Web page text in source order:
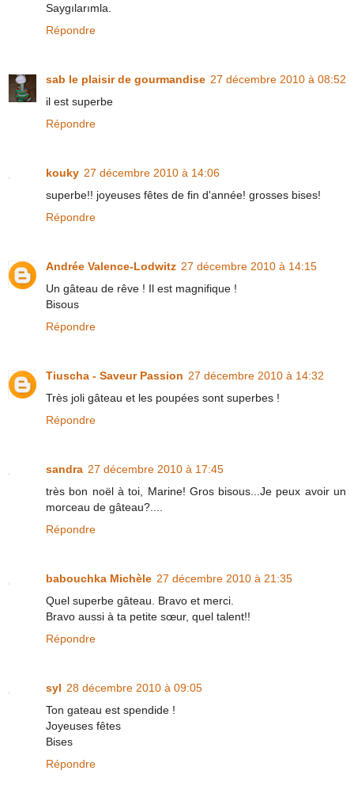
Saygılarımla.
Répondre
sab le plaisir de gourmandise 27 décembre 2010 à 08:52
il est superbe
Répondre
kouky 27 décembre 2010 à 14:06
superbe!! joyeuses fêtes de fin d'année! grosses bises!
Répondre
Andrée Valence-Lodwitz 27 décembre 2010 à 14:15
Un gâteau de rêve ! Il est magnifique !
Bisous
Répondre
Tiuscha - Saveur Passion 27 décembre 2010 à 14:32
Très joli gâteau et les poupées sont superbes !
Répondre
sandra 27 décembre 2010 à 17:45
très bon noël à toi, Marine! Gros bisous...Je peux avoir un
morceau de gâteau?....
Répondre
babouchka Michèle 27 décembre 2010 à 21:35
Quel superbe gâteau. Bravo et merci.
Bravo aussi à ta petite sœur, quel talent!!
Répondre
syl 28 décembre 2010 à 09:05
Ton gateau est spendide !
Joyeuses fêtes
Bises
Répondre